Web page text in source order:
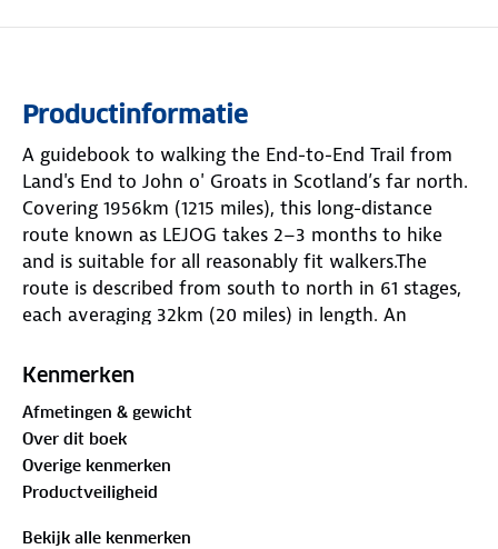
Productinformatie
A guidebook to walking the End-to-End Trail from
Land's End to John o' Groats in Scotland’s far north.
Covering 1956km (1215 miles), this long-distance
route known as LEJOG takes 2–3 months to hike
and is suitable for all reasonably fit walkers.The
route is described from south to north in 61 stages,
each averaging 32km (20 miles) in length. An
route avoids road walking as much as possible and
the South West Coast Path, Pennine Way and West
Highland Way. Maps included for the route Wealth
of advice to help you prepare for and undertake
your walk, covering equipment and safety
Information on accommodation and facilities on
Kenmerken
Afmetingen & gewicht
Over dit boek
Overige kenmerken
Productveiligheid
Bekijk alle kenmerken